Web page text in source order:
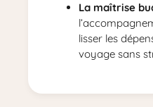
La maîtrise
lisser les
voyage sans